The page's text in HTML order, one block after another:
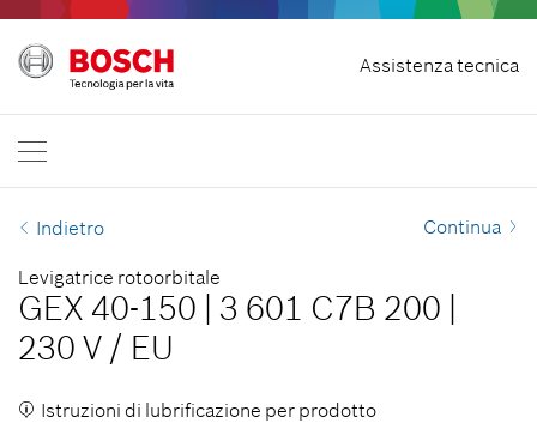
Assistenza tecnica
Recedere dal contratto
Bosch Professional
Indietro Continua
Levigatrice rotoorbitale
GEX 40-150 3 601 C7B 200
230 V / EU
Istruzioni di lubrificazione per prodotto